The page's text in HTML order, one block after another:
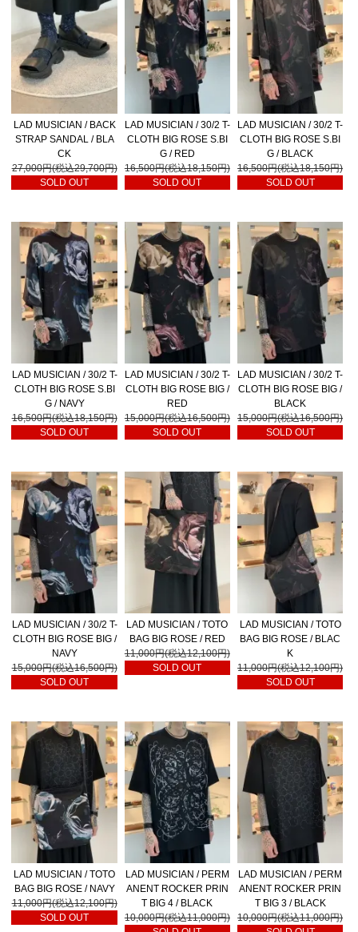
LAD MUSICIAN / BACK
STRAP SANDAL / BLA
CK
27,000円(税込29,700円)
SOLD OUT
LAD MUSICIAN / 30/2 T-
CLOTH BIG ROSE S.BI
G / RED
16,500円(税込18,150円)
SOLD OUT
LAD MUSICIAN / 30/2 T-
CLOTH BIG ROSE S.BI
G / BLACK
16,500円(税込18,150円)
SOLD OUT
LAD MUSICIAN / 30/2 T-
CLOTH BIG ROSE S.BI
G / NAVY
16,500円(税込18,150円)
SOLD OUT
LAD MUSICIAN / 30/2 T-
CLOTH BIG ROSE BIG /
RED
15,000円(税込16,500円)
SOLD OUT
LAD MUSICIAN / 30/2 T-
CLOTH BIG ROSE BIG /
BLACK
15,000円(税込16,500円)
SOLD OUT
LAD MUSICIAN / 30/2 T-
CLOTH BIG ROSE BIG /
NAVY
15,000円(税込16,500円)
SOLD OUT
LAD MUSICIAN / TOTO
BAG BIG ROSE / RED
11,000円(税込12,100円)
SOLD OUT
LAD MUSICIAN / TOTO
BAG BIG ROSE / BLAC
K
11,000円(税込12,100円)
SOLD OUT
LAD MUSICIAN / TOTO
BAG BIG ROSE / NAVY
11,000円(税込12,100円)
SOLD OUT
LAD MUSICIAN / PERM
ANENT ROCKER PRIN
T BIG 4 / BLACK
10,000円(税込11,000円)
LAD MUSICIAN / PERM
ANENT ROCKER PRIN
T BIG 3 / BLACK
10,000円(税込11,000円)